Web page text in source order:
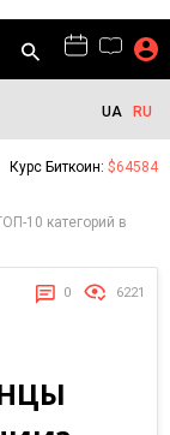
UA RU
Курс Биткоин: $64584
10 категорий в
0 6221